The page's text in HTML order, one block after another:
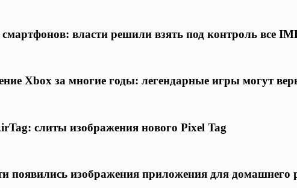
власти решили взять под контроль все
Xbox за многие годы: легендарные игры могут
слиты изображения нового Pixel Tag
появились изображения приложения для домашнего